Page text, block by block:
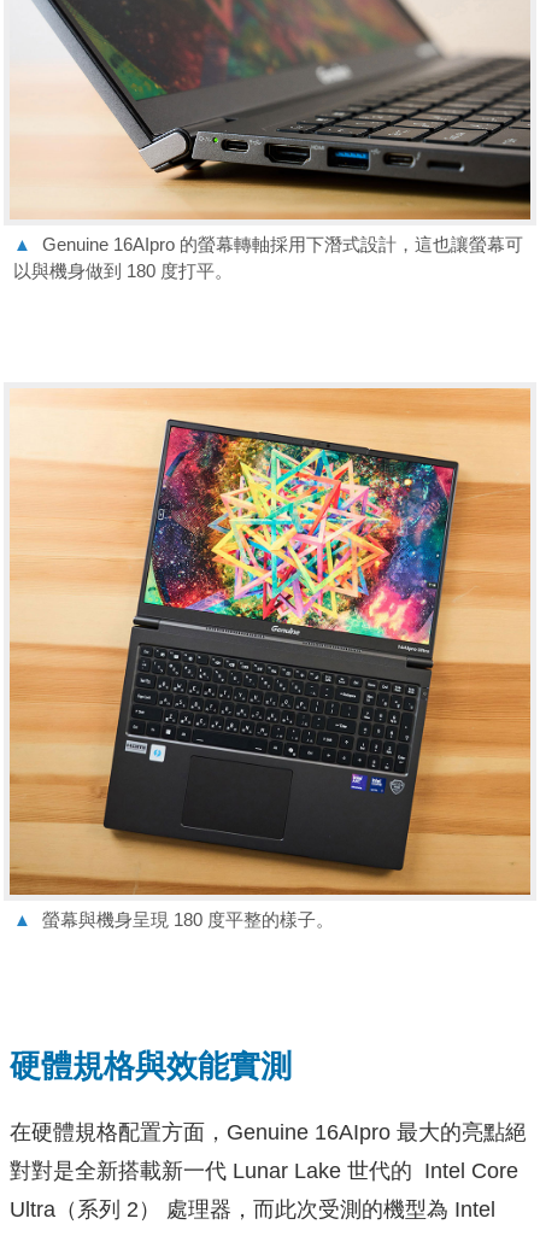
▲
Genuine 16AIpro 的螢幕轉軸採用下潛式設計，這也讓螢幕可
以與機身做到 180 度打平。
▲ 螢幕與機身呈現 180 度平整的樣子。
硬體規格與效能實測
在硬體規格配置方面，Genuine 16AIpro 最大的亮點絕
對對是全新搭載新一代 Lunar Lake 世代的 Intel Core
Ultra（系列 2） 處理器，而此次受測的機型為 Intel